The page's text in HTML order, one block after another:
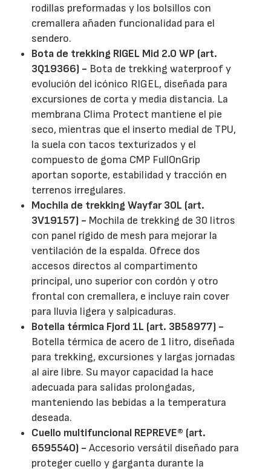
rodillas preformadas y los bolsillos con
cremallera añaden funcionalidad para el
sendero.
Bota de trekking RIGEL Mid 2.0 WP (art.
3Q19366) - Bota de trekking waterproof y
evolución del icónico RIGEL, diseñada para
excursiones de corta y media distancia. La
membrana Clima Protect mantiene el pie
seco, mientras que el inserto medial de TPU,
la suela con tacos texturizados y el
compuesto de goma CMP FullOnGrip
aportan soporte, estabilidad y tracción en
terrenos irregulares.
Mochila de trekking Wayfar 30L (art.
3V19157) - Mochila de trekking de 30 litros
con panel rígido de mesh para mejorar la
ventilación de la espalda. Ofrece dos
accesos directos al compartimento
principal, uno superior con cordón y otro
frontal con cremallera, e incluye rain cover
para lluvia ligera y salpicaduras.
Botella térmica Fjord 1L (art. 3B58977) -
Botella térmica de acero de 1 litro, diseñada
para trekking, excursiones y largas jornadas
al aire libre. Su mayor capacidad la hace
adecuada para salidas prolongadas,
manteniendo las bebidas a la temperatura
deseada.
Cuello multifuncional REPREVE® (art.
6595540) - Accesorio versátil diseñado para
proteger cuello y garganta durante la